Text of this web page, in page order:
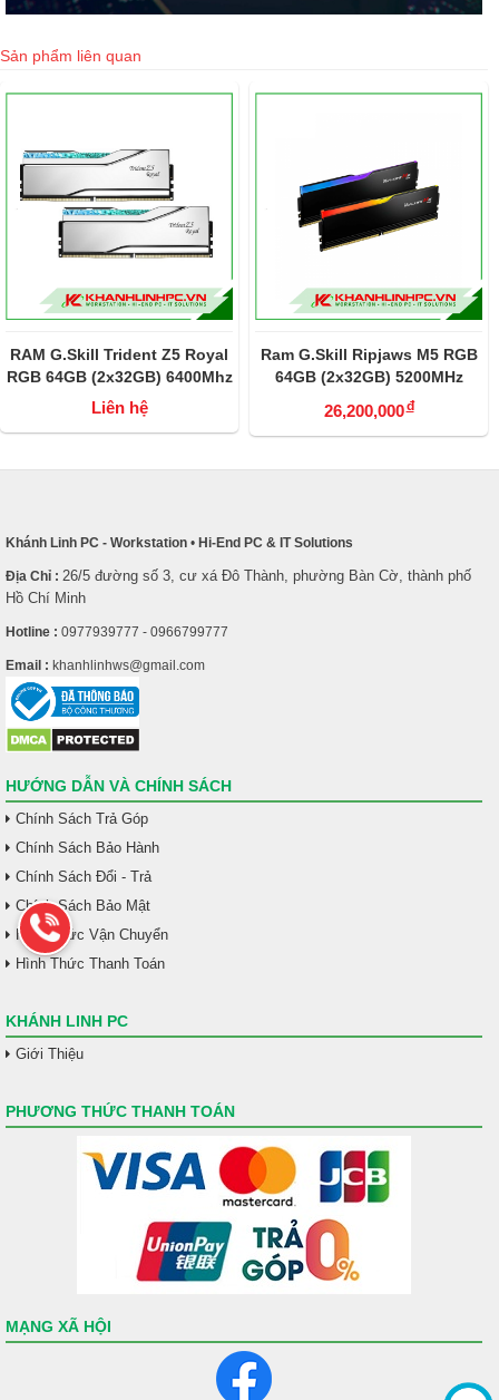
Sản phẩm liên quan
RAM G.Skill Trident Z5 Royal
RGB 64GB (2x32GB) 6400Mhz
DDR5 F5-6400J3239G32X2-
Liên hệ
Ram G.Skill Ripjaws M5 RGB
64GB (2x32GB) 5200MHz
DDR5 (F5-5200J4040A32GX2-
RM5RK) Black
26,200,000đ
Khánh Linh PC - Workstation • Hi-End PC & IT Solutions
Địa Chỉ : 26/5 đường số 3, cư xá Đô Thành, phường Bàn Cờ, thành phố
Hồ Chí Minh
Hotline : 0977939777 - 0966799777
Email : khanhlinhws@gmail.com
HƯỚNG DẪN VÀ CHÍNH SÁCH
Chính Sách Trả Góp
Chính Sách Bảo Hành
Chính Sách Đổi - Trả
Chính Sách Bảo Mật
Hình Thức Vận Chuyển
Hình Thức Thanh Toán
KHÁNH LINH PC
Giới Thiệu
PHƯƠNG THỨC THANH TOÁN
MẠNG XÃ HỘI